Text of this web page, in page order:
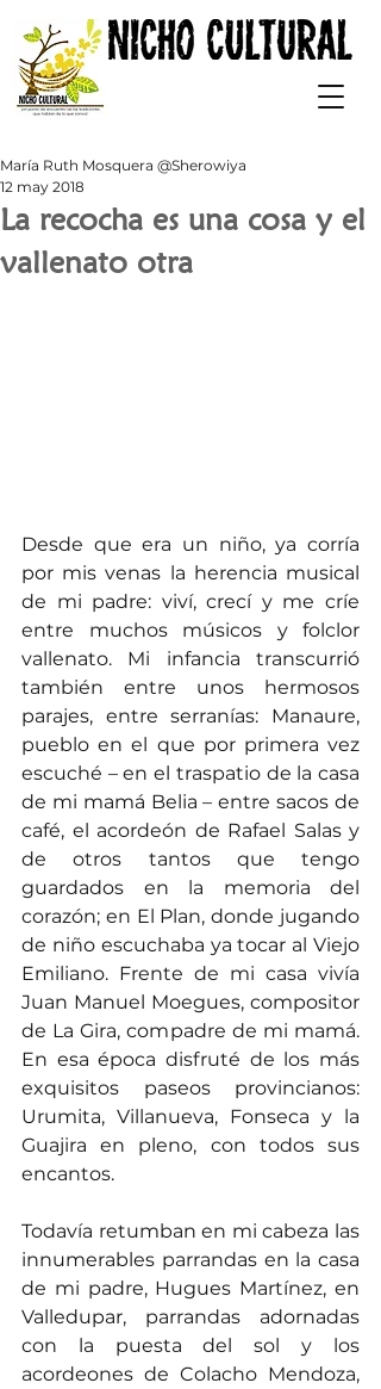
La recocha es una cosa y el
vallenato otra
María Ruth Mosquera @Sherowiya
12 may 2018
Desde que era un niño, ya corría
por mis venas la herencia musical
de mi padre: viví, crecí y me críe
entre muchos músicos y folclor
vallenato. Mi infancia transcurrió
también entre unos hermosos
parajes, entre serranías: Manaure,
pueblo en el que por primera vez
escuché – en el traspatio de la casa
de mi mamá Belia – entre sacos de
café, el acordeón de Rafael Salas y
de otros tantos que tengo
guardados en la memoria del
corazón; en El Plan, donde jugando
de niño escuchaba ya tocar al Viejo
Emiliano. Frente de mi casa vivía
Juan Manuel Moegues, compositor
de La Gira, compadre de mi mamá.
En esa época disfruté de los más
exquisitos paseos provincianos:
Urumita, Villanueva, Fonseca y la
Guajira en pleno, con todos sus
encantos.
Todavía retumban en mi cabeza las
innumerables parrandas en la casa
de mi padre, Hugues Martínez, en
Valledupar, parrandas adornadas
con la puesta del sol y los
acordeones de Colacho Mendoza,